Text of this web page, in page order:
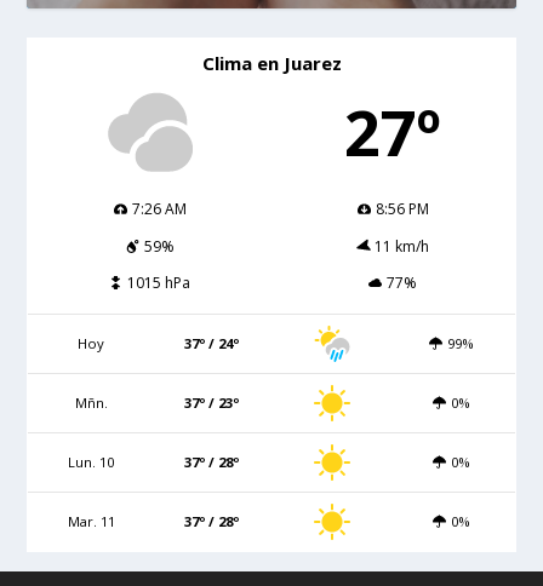
Clima en Juarez
27º
7:26 AM
8:56 PM
59%
11 km/h
1015 hPa
77%
Hoy 37º / 24º 99%
Mñn. 37º / 23º 0%
Lun. 10 37º / 28º 0%
Mar. 11 37º / 28º 0%